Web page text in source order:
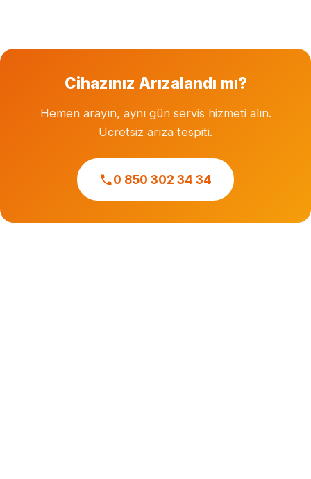
Cihazınız Arızalandı mı?
Hemen arayın, aynı gün servis hizmeti alın.
Ücretsiz arıza tespiti.
0 850 302 34 34